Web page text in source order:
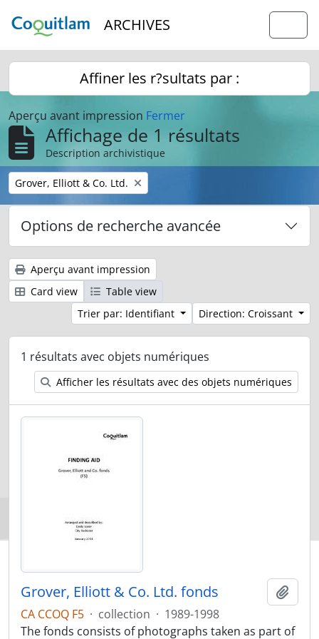
ARCHIVES
Affiner les r?sultats par :
Aperçu avant impression Fermer
Affichage de 1 résultats
Description archivistique
Remove filter:
Grover, Elliott & Co. Ltd.
Options de recherche avancée
Aperçu avant impression
Card view
Table view
Trier par: Identifiant
Direction: Croissant
1 résultats avec objets numériques
Afficher les résultats avec des objets numériques
Grover, Elliott & Co. Ltd. fonds
CA CCOQ F5 · collection · 1989-1998
The fonds consists of photographs taken as part of